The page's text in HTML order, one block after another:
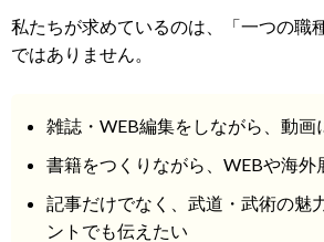
私たちが求めているのは、「一つの職
ではありません。
雑誌・WEB編集をしながら、動画
書籍をつくりながら、WEBや海外
記事だけでなく、武道・武術の魅
ントでも伝えたい